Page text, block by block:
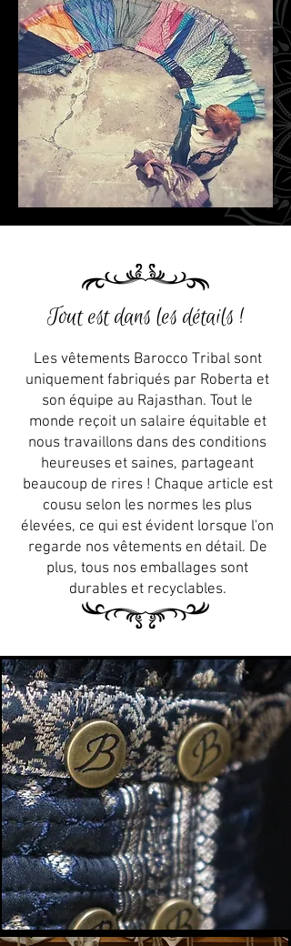
Tout est dans les détails !
Les vêtements Barocco Tribal sont
uniquement fabriqués par Roberta et
son équipe au Rajasthan. Tout le
monde reçoit un salaire équitable et
nous travaillons dans des conditions
heureuses et saines, partageant
beaucoup de rires ! Chaque article est
cousu selon les normes les plus
élevées, ce qui est évident lorsque l'on
regarde nos vêtements en détail. De
plus, tous nos emballages sont
durables et recyclables.